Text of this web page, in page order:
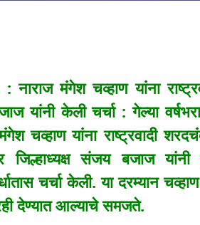
मंगेश चव्हाण यांना
यांनी केली चर्चा : गेल्या
चव्हाण यांना राष्ट्रवादी
जिल्हाध्यक्ष संजय बजाज
चर्चा केली. या दरम्यान चव्हाण
देण्यात आल्याचे समजते.